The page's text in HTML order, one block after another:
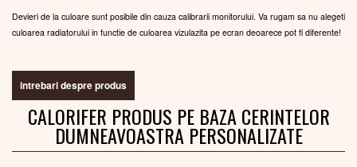
Devieri de la culoare sunt posibile din cauza calibrarii monitorului. Va rugam sa nu alegeti
culoarea radiatorului in functie de culoarea vizulazita pe ecran deoarece pot fi diferente!
intrebari despre produs
CALORIFER PRODUS PE BAZA CERINTELOR
DUMNEAVOASTRA PERSONALIZATE